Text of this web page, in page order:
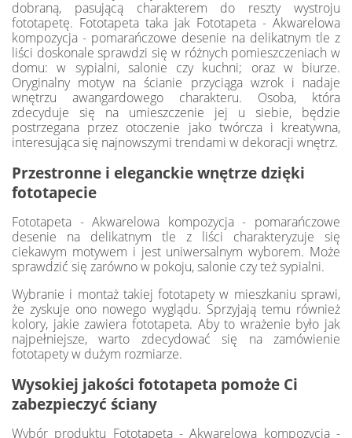
dobraną, pasującą charakterem do reszty wystroju
fototapetę. Fototapeta taka jak Fototapeta - Akwarelowa
kompozycja - pomarańczowe desenie na delikatnym tle z
liści doskonale sprawdzi się w różnych pomieszczeniach w
domu: w sypialni, salonie czy kuchni; oraz w biurze.
Oryginalny motyw na ścianie przyciąga wzrok i nadaje
wnętrzu awangardowego charakteru. Osoba, która
zdecyduje się na umieszczenie jej u siebie, będzie
postrzegana przez otoczenie jako twórcza i kreatywna,
interesująca się najnowszymi trendami w dekoracji wnętrz.
Przestronne i eleganckie wnętrze dzięki
fototapecie
Fototapeta - Akwarelowa kompozycja - pomarańczowe
desenie na delikatnym tle z liści charakteryzuje się
ciekawym motywem i jest uniwersalnym wyborem. Może
sprawdzić się zarówno w pokoju, salonie czy też sypialni.
Wybranie i montaż takiej fototapety w mieszkaniu sprawi,
że zyskuje ono nowego wyglądu. Sprzyjają temu również
kolory, jakie zawiera fototapeta. Aby to wrażenie było jak
najpełniejsze, warto zdecydować się na zamówienie
fototapety w dużym rozmiarze.
Wysokiej jakości fototapeta pomoże Ci
zabezpieczyć ściany
Wybór produktu Fototapeta - Akwarelowa kompozycja -